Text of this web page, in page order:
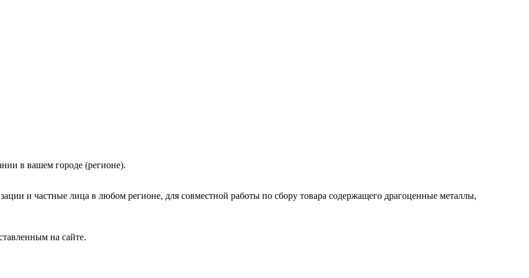
в вашем городе (регионе).
и частные лица в любом регионе, для совместной работы по сбору товара содержащего драгоценные металлы,
на сайте.